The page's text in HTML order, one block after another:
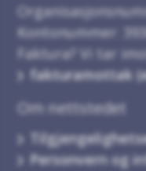
Kontonummer:
Faktura? Vi tar
fakturamottak
Om nettstedet
Personvern og